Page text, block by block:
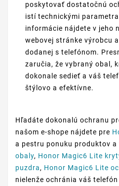
poskytovať dostatočnú
istí technickými
informácie nájdete v jeho
webovej stránke výrobcu
dodanej s telefónom.
zaručia, že vybraný obal,
dokonale sedieť a váš
štýlovo a efektívne.
Hľadáte dokonalú ochranu
našom e-shope nájdete pre
a pestru ponuku produktov a
obaly, Honor Magic6 Lite
puzdra, Honor Magic6 Lite
nielenže ochránia váš